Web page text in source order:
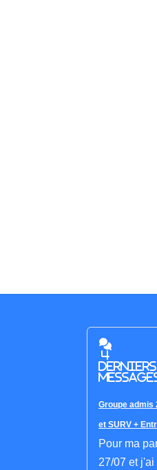
4
derniers
Groupe admis
et SURV +
Pour ma
27/07 et